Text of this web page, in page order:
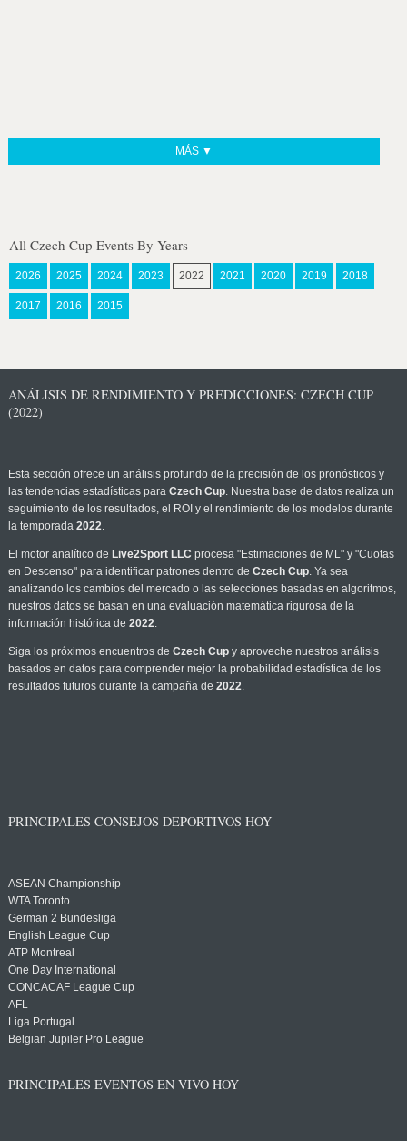
MÁS ▼
All Czech Cup Events By Years
2026 2025 2024 2023 2022 2021 2020 2019 2018
2017 2016 2015
ANÁLISIS DE RENDIMIENTO Y PREDICCIONES: CZECH CUP
(2022)
Esta sección ofrece un análisis profundo de la precisión de los pronósticos y
las tendencias estadísticas para Czech Cup. Nuestra base de datos realiza un
seguimiento de los resultados, el ROI y el rendimiento de los modelos durante
la temporada 2022.
El motor analítico de Live2Sport LLC procesa "Estimaciones de ML" y "Cuotas
en Descenso" para identificar patrones dentro de Czech Cup. Ya sea
analizando los cambios del mercado o las selecciones basadas en algoritmos,
nuestros datos se basan en una evaluación matemática rigurosa de la
información histórica de 2022.
Siga los próximos encuentros de Czech Cupy aproveche nuestros análisis
basados en datos para comprender mejor la probabilidad estadística de los
resultados futuros durante la campaña de 2022.
PRINCIPALES CONSEJOS DEPORTIVOS HOY
ASEAN Championship
WTA Toronto
German 2 Bundesliga
English League Cup
ATP Montreal
One Day International
CONCACAF League Cup
AFL
Liga Portugal
Belgian Jupiler Pro League
PRINCIPALES EVENTOS EN VIVO HOY